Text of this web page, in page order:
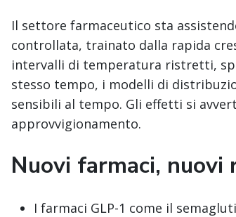
Il settore farmaceutico sta
controllata, trainato dalla rapida
intervalli di temperatura ristretti,
stesso tempo, i modelli di
sensibili al tempo. Gli effetti si
approvvigionamento.
Nuovi farmaci, nuovi
I farmaci GLP-1 come il